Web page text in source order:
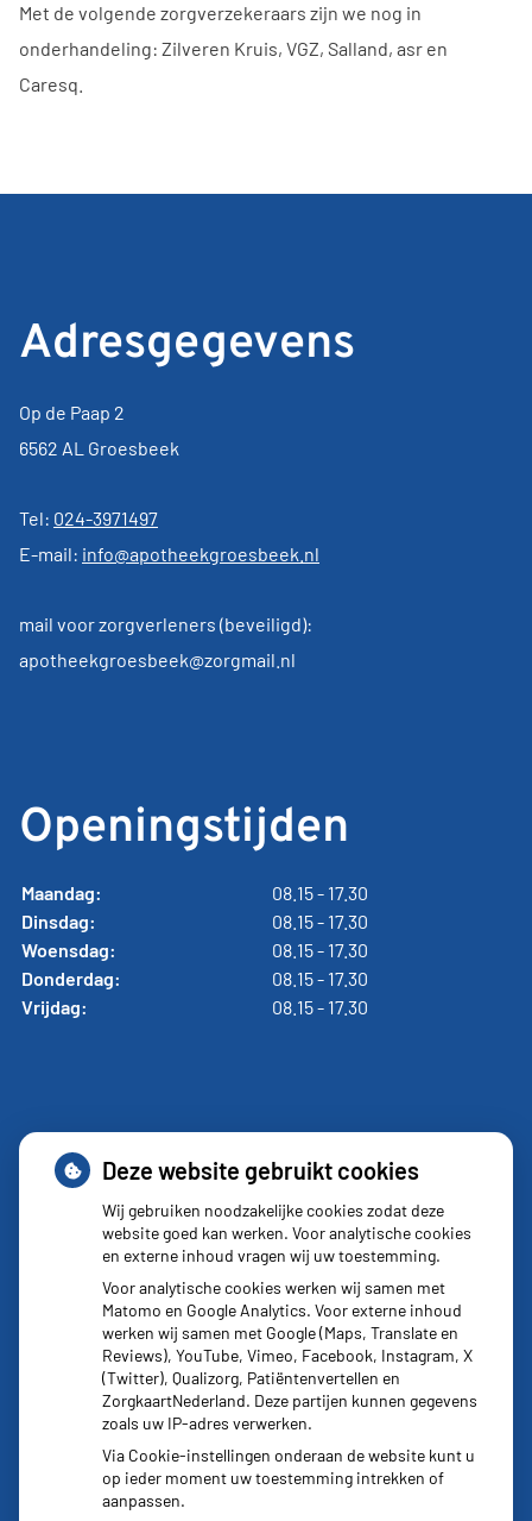
Met de volgende zorgverzekeraars zijn we nog in
onderhandeling: Zilveren Kruis, VGZ, Salland, asr en
Caresq.
Adresgegevens
Op de Paap 2
6562 AL Groesbeek
Tel: 024-3971497
E-mail: info@apotheekgroesbeek.nl
mail voor zorgverleners (beveiligd):
apotheekgroesbeek@zorgmail.nl
Openingstijden
Maandag:
08.15 - 17.30
Dinsdag:
08.15 - 17.30
Woensdag:
08.15 - 17.30
Donderdag:
08.15 - 17.30
Vrijdag:
08.15 - 17.30
Toestemming
Wenst u ons toestemming te geven voor LSP? Dat kunt u
Deze website gebruikt cookies
Wij gebruiken noodzakelijke cookies zodat deze
website goed kan werken. Voor analytische cookies
en externe inhoud vragen wij uw toestemming.
Voor analytische cookies werken wij samen met
Matomo en Google Analytics. Voor externe inhoud
werken wij samen met Google (Maps, Translate en
Reviews), YouTube, Vimeo, Facebook, Instagram, X
(Twitter), Qualizorg, Patiëntenvertellen en
ZorgkaartNederland. Deze partijen kunnen gegevens
zoals uw IP-adres verwerken.
Via Cookie-instellingen onderaan de website kunt u
op ieder moment uw toestemming intrekken of
aanpassen.